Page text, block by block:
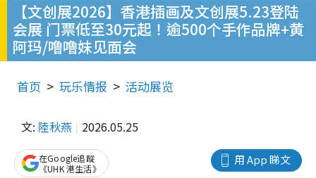
【文创展2026】香港插画及文创展5.23登陆
会展 门票低至30元起！逾500个手作品牌+黄
阿玛/噜噜妹见面会
首页 玩乐情报 活动展览
文: 陸秋燕 2026.05.25
用 App 睇文
在Google追蹤
《UHK 港生活》